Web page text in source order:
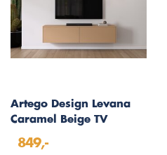
Artego Design Levana
Caramel Beige TV
849,-